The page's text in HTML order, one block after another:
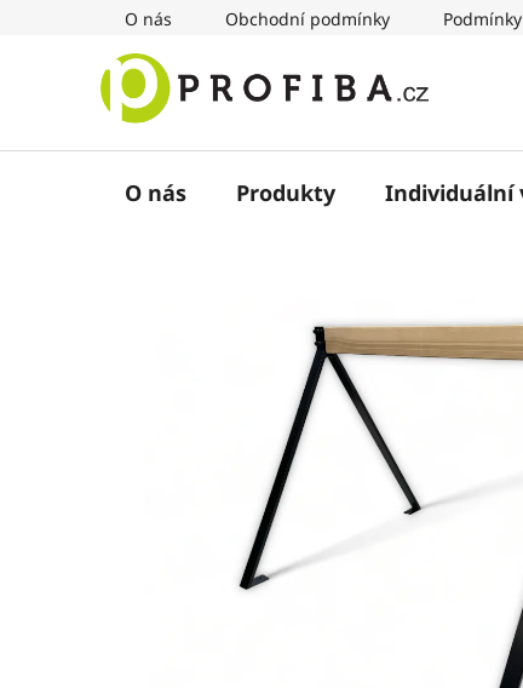
O nás Obchodní podmínky
O nás Produkty Individuální